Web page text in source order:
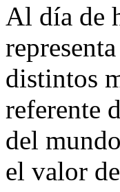
Al día de
distintos
referente
del
el valor